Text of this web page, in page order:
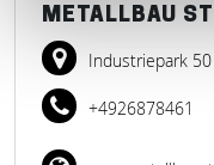
METALLBAU
Industriepark 50
+4926878461